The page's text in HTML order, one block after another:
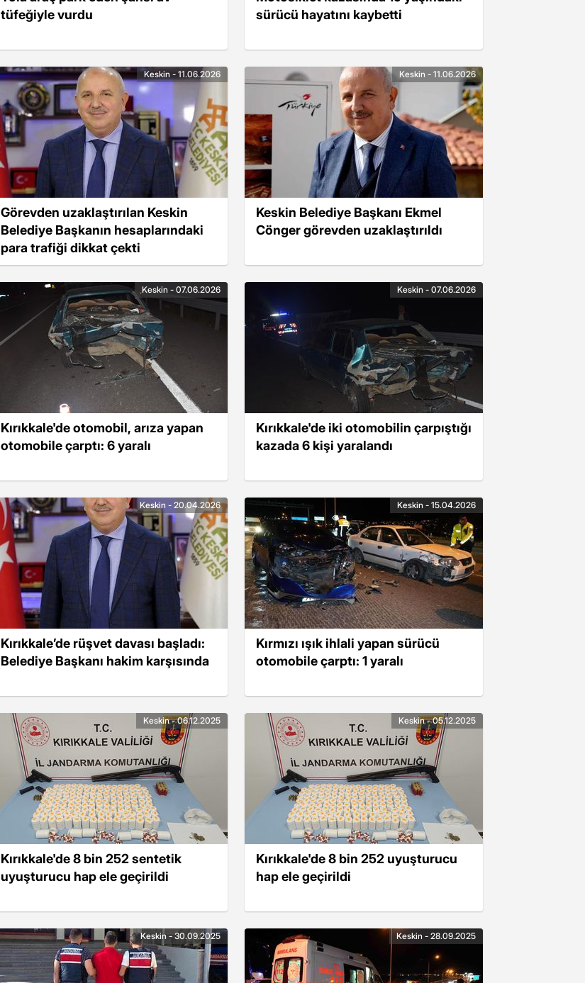
tüfeğiyle vurdu
sürücü hayatını kaybetti
Görevden uzaklaştırılan Keskin
Belediye Başkanın hesaplarındaki
para trafiği dikkat çekti
Keskin - 11.06.2026
Keskin Belediye Başkanı Ekmel
Cönger görevden uzaklaştırıldı
Keskin - 11.06.2026
Kırıkkale'de otomobil, arıza yapan
otomobile çarptı: 6 yaralı
Keskin - 07.06.2026
Kırıkkale'de iki otomobilin çarpıştığı
kazada 6 kişi yaralandı
Keskin - 07.06.2026
Kırıkkale’de rüşvet davası başladı:
Belediye Başkanı hakim karşısında
Keskin - 20.04.2026
Kırmızı ışık ihlali yapan sürücü
otomobile çarptı: 1 yaralı
Keskin - 15.04.2026
Kırıkkale'de 8 bin 252 sentetik
uyuşturucu hap ele geçirildi
Keskin - 06.12.2025
Kırıkkale'de 8 bin 252 uyuşturucu
hap ele geçirildi
Keskin - 05.12.2025
Keskin - 30.09.2025 Keskin - 28.09.2025